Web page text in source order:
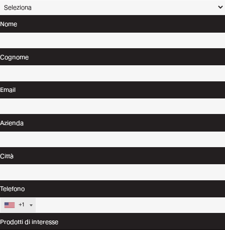
Nome
Cognome
Email
Azienda
Città
Telefono
+1
Prodotti di interesse